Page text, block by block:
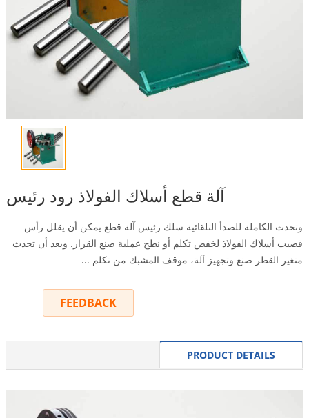
آلة قطع أسلاك الفولاذ رود رئيس
وتحدث الكاملة للصدأ التلقائية سلك رئيس آلة قطع يمكن أن يقلل رأس
قضيب أسلاك الفولاذ لخفض تكلم أو نطح عملية صنع القرار. وبعد أن تحدث
متغير القطر صنع وتجهيز آلة، موقف المشبك من تكلم ...
FEEDBACK
PRODUCT DETAILS